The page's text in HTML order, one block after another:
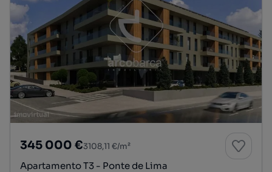
345 000 €3108,11 €/m²
Apartamento T3 - Ponte de Lima